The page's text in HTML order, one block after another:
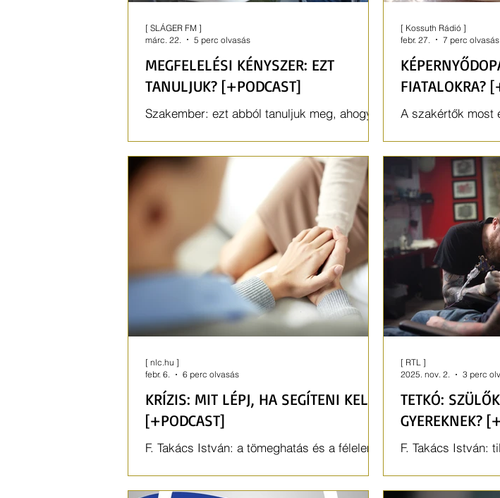
MEGFELELÉSI KÉNYSZER: EZT
TANULJUK? [+PODCAST]
Szakember: ezt abból tanuljuk meg, ahogy a
[ SLÁGER FM ]
márc. 22.
5 perc olvasás
FIATALOKRA?
A szakértők most
[ Kossuth Rádió ]
febr. 27.
7 perc olvasás
KRÍZIS: MIT LÉPJ, HA SEGÍTENI KELL?
[+PODCAST]
F. Takács István: a tömeghatás és a félelem
[ nlc.hu ]
febr. 6.
6 perc olvasás
TETKÓ:
GYEREKNEK?
F. Takács István:
[ RTL ]
2025. nov. 2.
3 perc